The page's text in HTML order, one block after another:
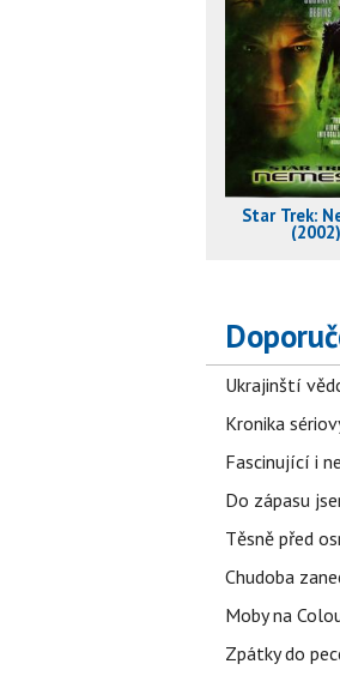
Star Trek:
(2002)
Ukrajinští
Kronika
Fascinující i
Do zápasu
Těsně před
Chudoba
Moby na
Zpátky do